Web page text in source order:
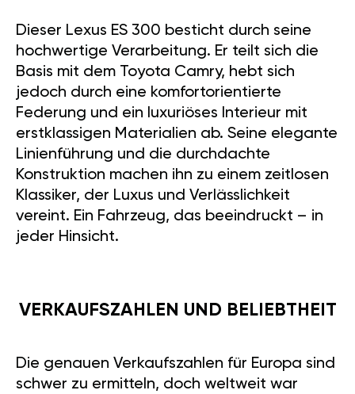
Dieser Lexus ES 300 besticht durch seine
hochwertige Verarbeitung. Er teilt sich die
Basis mit dem Toyota Camry, hebt sich
jedoch durch eine komfortorientierte
Federung und ein luxuriöses Interieur mit
erstklassigen Materialien ab. Seine elegante
Linienführung und die durchdachte
Konstruktion machen ihn zu einem zeitlosen
Klassiker, der Luxus und Verlässlichkeit
vereint. Ein Fahrzeug, das beeindruckt – in
jeder Hinsicht.
VERKAUFSZAHLEN UND BELIEBTHEIT
Die genauen Verkaufszahlen für Europa sind
schwer zu ermitteln, doch weltweit war